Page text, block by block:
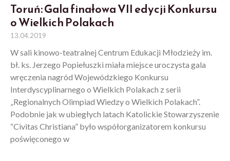
Toruń: Gala finałowa VII edycji Konkursu
o Wielkich Polakach
13.04.2019
W sali kinowo-teatralnej Centrum Edukacji Młodzieży im.
bł. ks. Jerzego Popiełuszki miała miejsce uroczysta gala
wręczenia nagród Wojewódzkiego Konkursu
Interdyscyplinarnego o Wielkich Polakach z serii
„Regionalnych Olimpiad Wiedzy o Wielkich Polakach”.
Podobnie jak w ubiegłych latach Katolickie Stowarzyszenie
“Civitas Christiana” było współorganizatorem konkursu
poświęconego w